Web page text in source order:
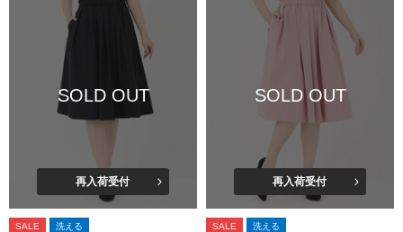
SOLD OUT
再入荷受付
SALE 洗える
SOLD OUT
再入荷受付
SALE 洗える